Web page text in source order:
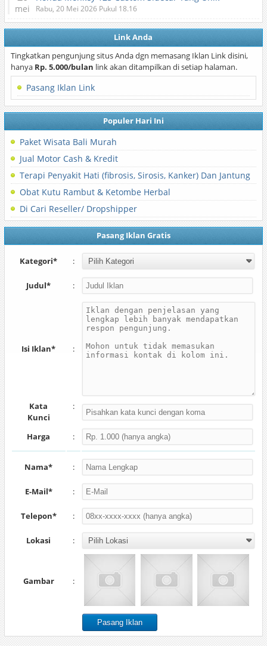
mei Rabu, 20 Mei 2026 Pukul 18.16
Link Anda
Tingkatkan pengunjung situs Anda dgn memasang Iklan Link disini,
hanya Rp. 5.000/bulan link akan ditampilkan di setiap halaman.
Pasang Iklan Link
Populer Hari Ini
Paket Wisata Bali Murah
Jual Motor Cash & Kredit
Terapi Penyakit Hati (fibrosis, Sirosis, Kanker) Dan Jantung
Obat Kutu Rambut & Ketombe Herbal
Di Cari Reseller/ Dropshipper
Pasang Iklan Gratis
Kategori* :
Judul* :
Isi Iklan* :
Kata
Kunci
:
Harga :
Nama* :
E-Mail* :
Telepon* :
Lokasi :
Gambar :